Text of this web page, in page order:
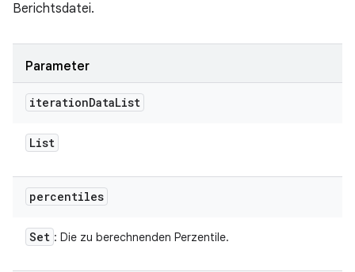
Berichtsdatei.
Parameter
iterationDataList
List
percentiles
Set : Die zu berechnenden Perzentile.